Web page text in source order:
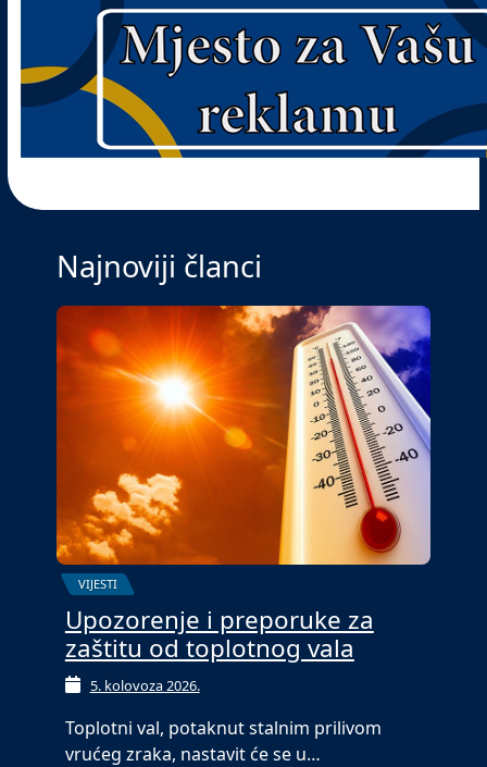
Najnoviji članci
VIJESTI
Upozorenje i preporuke za
zaštitu od toplotnog vala
5. kolovoza 2026.
Toplotni val, potaknut stalnim prilivom
vrućeg zraka, nastavit će se u…